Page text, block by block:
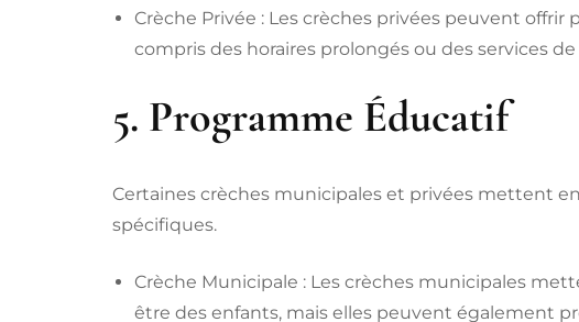
Crèche Privée : Les crèches privées peuvent
compris des horaires prolongés ou des services
5. Programme Éducatif
Certaines crèches municipales et privées mettent
spécifiques.
Crèche Municipale : Les crèches municipales
être des enfants, mais elles peuvent également